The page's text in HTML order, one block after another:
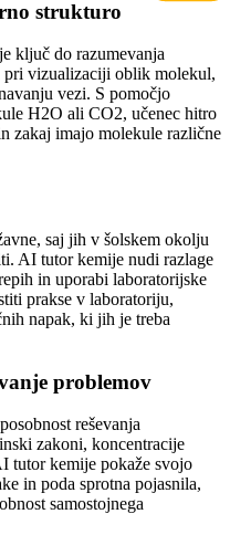
strukturo
ključ do razumevanja
pri vizualizaciji oblik molekul,
vezi. S pomočjo
H2O ali CO2, učenec hitro
zakaj imajo molekule različne
saj jih v šolskem okolju
AI tutor kemije nudi razlage
in uporabi laboratorijske
prakse v laboratoriju,
napak, ki jih je treba
problemov
reševanja
zakoni, koncentracije
tutor kemije pokaže svojo
in poda sprotna pojasnila,
samostojnega